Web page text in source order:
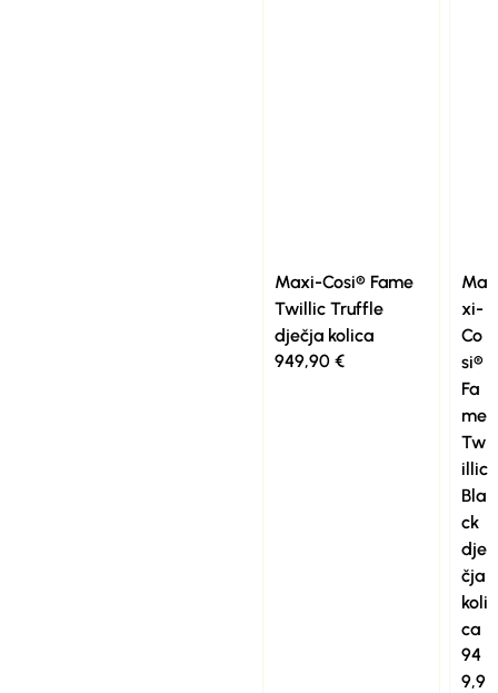
Maxi-Cosi® Fame
Twillic Truffle
dječja kolica
949,90 €
Ma
xi-
Co
si®
Fa
me
Tw
illic
Bla
ck
dje
čja
koli
ca
94
9,9